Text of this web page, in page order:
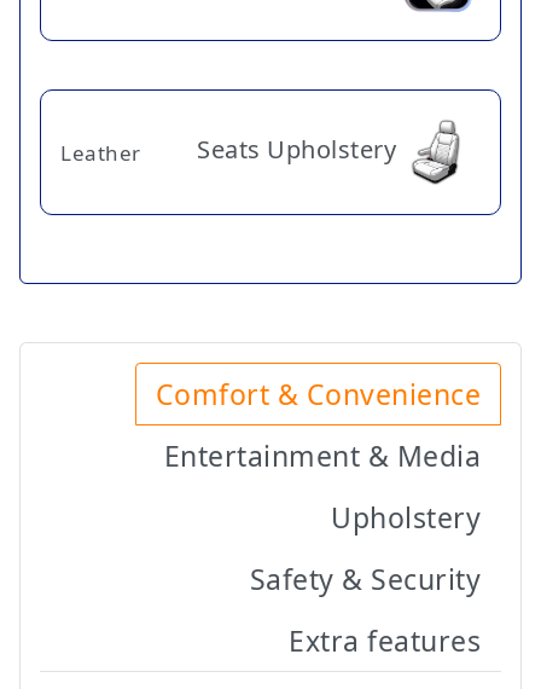
Seats Upholstery
Leather
Comfort & Convenience
Entertainment & Media
Upholstery
Safety & Security
Extra features